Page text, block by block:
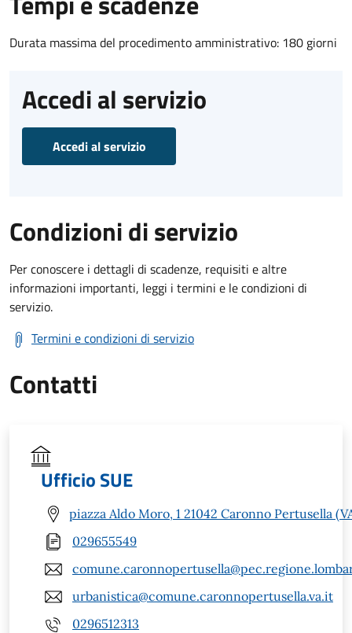
Durata massima del procedimento amministrativo: 180 giorni
Accedi al servizio
Accedi al servizio
Condizioni di servizio
Per conoscere i dettagli di scadenze, requisiti e altre
informazioni importanti, leggi i termini e le condizioni di
servizio.
Termini e condizioni di servizio
Contatti
Ufficio SUE
piazza Aldo Moro, 1 21042 Caronno Pertusella
029655549
urbanistica@comune.caronnopertusella.va.it
0296512313